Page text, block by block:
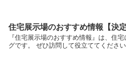
住宅展示場のおすすめ情報【決定
『住宅展示場のおすすめ情報』は、住
グです。 ぜひ訪問して役立ててくださ